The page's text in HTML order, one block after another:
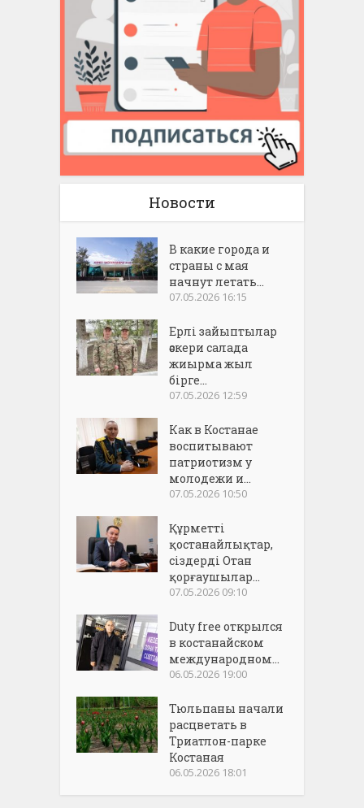
Новости
В какие города и
страны с мая
начнут летать...
07.05.2026 16:15
Ерлі зайыптылар
әскери салада
жиырма жыл
бірге...
07.05.2026 12:59
Как в Костанае
воспитывают
патриотизм у
молодежи и...
07.05.2026 10:50
Құрметті
қостанайлықтар,
сіздерді Отан
қорғаушылар...
07.05.2026 09:10
Duty free открылся
в костанайском
международном...
06.05.2026 19:00
Тюльпаны начали
расцветать в
Триатлон-парке
Костаная
06.05.2026 18:01